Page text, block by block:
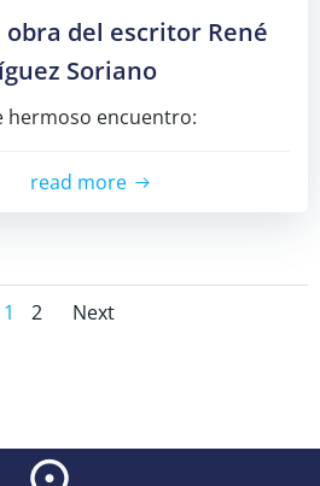
del escritor René
Soriano
hermoso encuentro:
read more
Posts
Page
1 Page
2
Posts
Next